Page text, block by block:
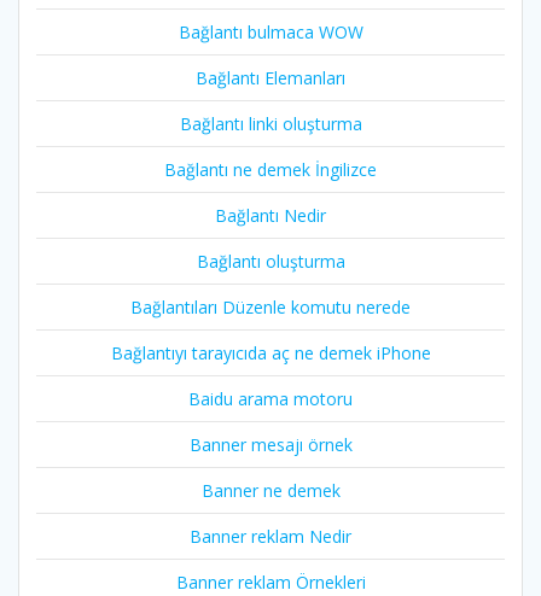
Bağlantı bulmaca WOW
Bağlantı Elemanları
Bağlantı linki oluşturma
Bağlantı ne demek İngilizce
Bağlantı Nedir
Bağlantı oluşturma
Bağlantıları Düzenle komutu nerede
Bağlantıyı tarayıcıda aç ne demek iPhone
Baidu arama motoru
Banner mesajı örnek
Banner ne demek
Banner reklam Nedir
Banner reklam Örnekleri